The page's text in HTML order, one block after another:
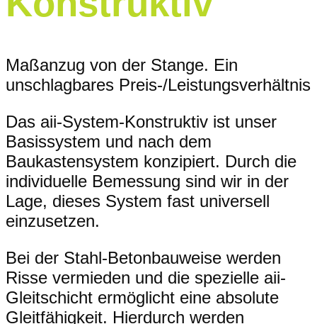
Maßanzug von der Stange. Ein
unschlagbares Preis-/Leistungsverhältnis
Das aii-System-Konstruktiv ist unser
Basissystem und nach dem
Baukastensystem konzipiert. Durch die
individuelle Bemessung sind wir in der
Lage, dieses System fast universell
einzusetzen.
Bei der Stahl-Betonbauweise werden
Risse vermieden und die spezielle aii-
Gleitschicht ermöglicht eine absolute
Gleitfähigkeit. Hierdurch werden